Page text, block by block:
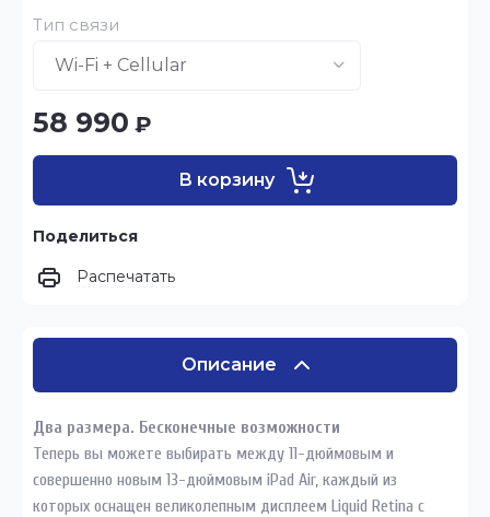
Тип связи
58 990 ₽
В корзину
Поделиться
Распечатать
Описание
Два размера. Бесконечные возможности
Теперь вы можете выбирать между 11-дюймовым и
совершенно новым 13-дюймовым iPad Air, каждый из
которых оснащен великолепным дисплеем Liquid Retina с